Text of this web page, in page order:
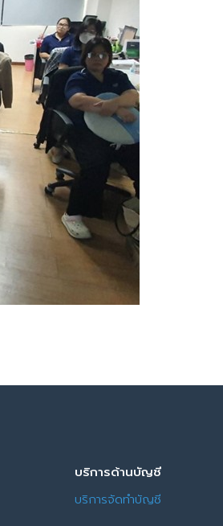
บริการด้านบัญชี
บริการจัดทำบัญชี